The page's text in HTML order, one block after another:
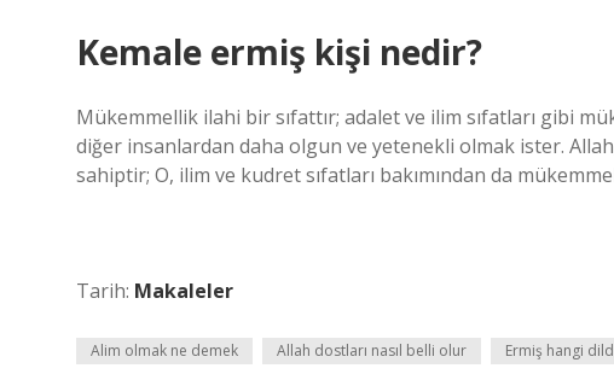
Kemale ermiş kişi nedir?
Mükemmellik ilahi bir sıfattır; adalet ve ilim sıfatları gibi
diğer insanlardan daha olgun ve yetenekli olmak ister.
sahiptir; O, ilim ve kudret sıfatları bakımından da
Tarih: Makaleler
Alim olmak ne demek Allah dostları nasıl belli olur Ermiş hangi